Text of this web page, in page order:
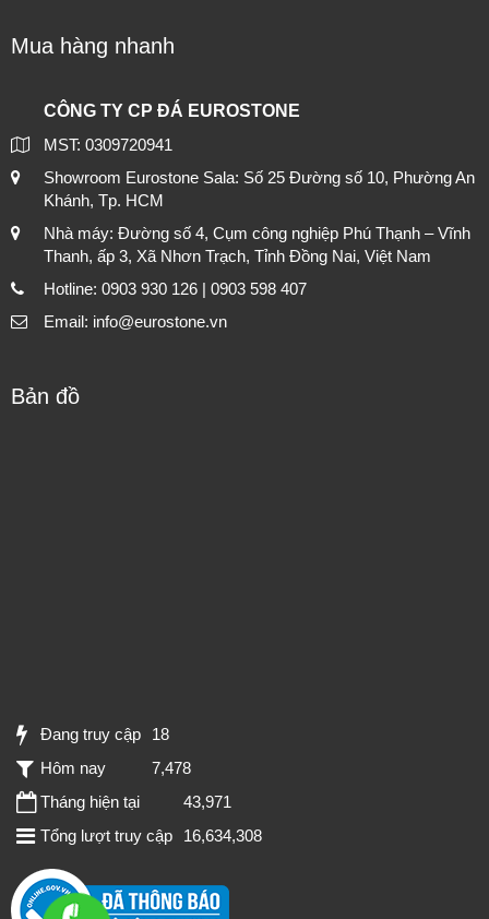
Mua hàng nhanh
CÔNG TY CP ĐÁ EUROSTONE
MST: 0309720941
Showroom Eurostone Sala: Số 25 Đường số 10, Phường An
Khánh, Tp. HCM
Nhà máy: Đường số 4, Cụm công nghiệp Phú Thạnh – Vĩnh
Thanh, ấp 3, Xã Nhơn Trạch, Tỉnh Đồng Nai, Việt Nam
Hotline: 0903 930 126 | 0903 598 407
Email: info@eurostone.vn
Bản đồ
Đang truy cập
18
Hôm nay
7,478
Tháng hiện tại
43,971
Tổng lượt truy cập
16,634,308